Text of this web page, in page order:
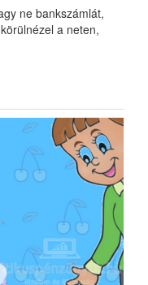
ne bankszámlát,
a neten,